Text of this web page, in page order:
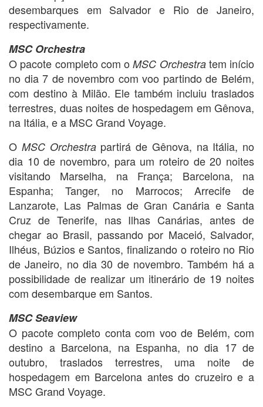
desembarques em Salvador e Rio de Janeiro,
respectivamente.
MSC Orchestra
O pacote completo com oMSC Orchestratem início
no dia 7 de novembro com voo partindo de Belém,
com destino à Milão. Ele também incluiu traslados
terrestres, duas noites de hospedagem em Gênova,
na Itália, e a MSC Grand Voyage.
O MSC Orchestrapartirá de Gênova, na Itália, no
dia 10 de novembro, para um roteiro de 20 noites
visitando Marselha, na França; Barcelona, na
Espanha; Tanger, no Marrocos; Arrecife de
Lanzarote, Las Palmas de Gran Canária e Santa
Cruz de Tenerife, nas Ilhas Canárias, antes de
chegar ao Brasil, passando por Maceió, Salvador,
Ilhéus, Búzios e Santos, finalizando o roteiro no Rio
de Janeiro, no dia 30 de novembro. Também há a
possibilidade de realizar um itinerário de 19 noites
com desembarque em Santos.
MSC Seaview
O pacote completo conta com voo de Belém, com
destino a Barcelona, na Espanha, no dia 17 de
outubro, traslados terrestres, uma noite de
hospedagem em Barcelona antes do cruzeiro e a
MSC Grand Voyage.